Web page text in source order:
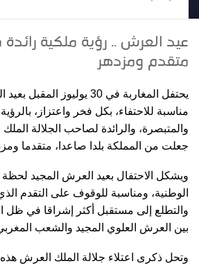
عيد العرش .. رؤية ملكية
متقدم ومزدهر
يحتفل المغاربة في 30 يوليوز
مناسبة للاحتفاء، بكل فخر واعتزاز، بالرؤية
والمتبصرة، والرائدة لصاحب الجلالة
جعلت من المملكة بلدا صاعدا، متقدما
ويشكل الاحتفال بعيد العرش المجيد
الوطنية، ومناسبة للوقوف على التقدم
والتطلع إلى مستقبل أكثر إشراقا في ظل
بين العرش العلوي المجيد والشعب
وتحل ذكرى اعتلاء جلالة الملك العرش